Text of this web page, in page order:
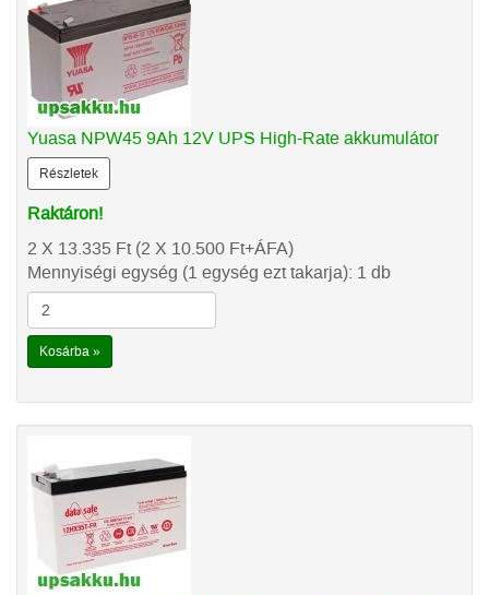
Yuasa NPW45 9Ah 12V UPS High-Rate akkumulátor
Részletek
Raktáron!
2 X 13.335 Ft(2 X 10.500 Ft+ÁFA)
Mennyiségi egység (1 egység ezt takarja): 1 db
Kosárba »